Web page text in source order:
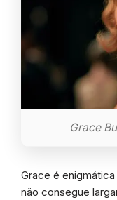
Grace
Grace é
não consegue